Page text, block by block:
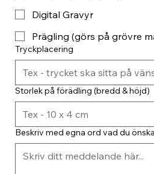
Digital Gravyr
Prägling (görs på grövre
Tryckplacering
Storlek på förädling (bredd & höjd)
Beskriv med egna ord vad du